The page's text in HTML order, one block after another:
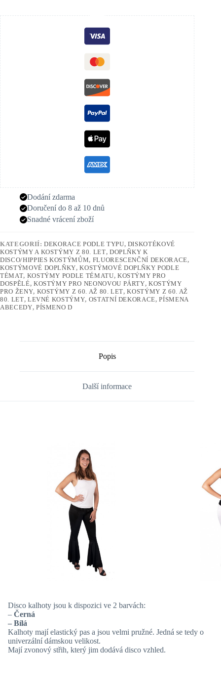
Dodání zdarma
Doručení do 8 až 10 dnů
Snadné vrácení zboží
KATEGORIÍ:DEKORACE PODLE TYPU, DISKOTÉKOVÉ
KOSTÝMY A KOSTÝMY Z 80. LET, DOPLŇKY K
DISCO/HIPPIES KOSTÝMŮM, FLUORESCENČNÍ DEKORACE,
KOSTÝMOVÉ DOPLŇKY,KOSTÝMOVÉ DOPLŇKY PODLE
TÉMAT, KOSTÝMY PODLE TÉMATU, KOSTÝMY PRO
DOSPĚLÉ, KOSTÝMY PRO NEONOVOU PÁRTY,KOSTÝMY
PRO ŽENY, KOSTÝMY Z 60. AŽ 80. LET,KOSTÝMY Z 60. AŽ
80. LET, LEVNÉ KOSTÝMY, OSTATNÍ DEKORACE,PÍSMENA
ABECEDY, PÍSMENO D
Popis
Další informace
Disco kalhoty jsou k dispozici ve 2 barvách:
– Černá
– Bílá
Kalhoty mají elastický pas a jsou velmi pružné. Jedná se tedy o
univerzální dámskou velikost.
Mají zvonový střih, který jim dodává disco vzhled.